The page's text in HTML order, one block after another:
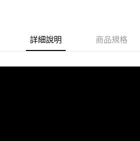
詳細說明 商品規格